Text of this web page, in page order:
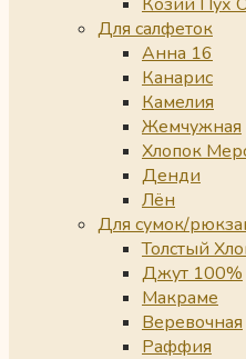
Для салфеток
Анна 16
Канарис
Камелия
Жемчужная
Хлопок
Денди
Лён
Для сумок/
Толстый
Джут 100%
Макраме
Веревочная
Раффия